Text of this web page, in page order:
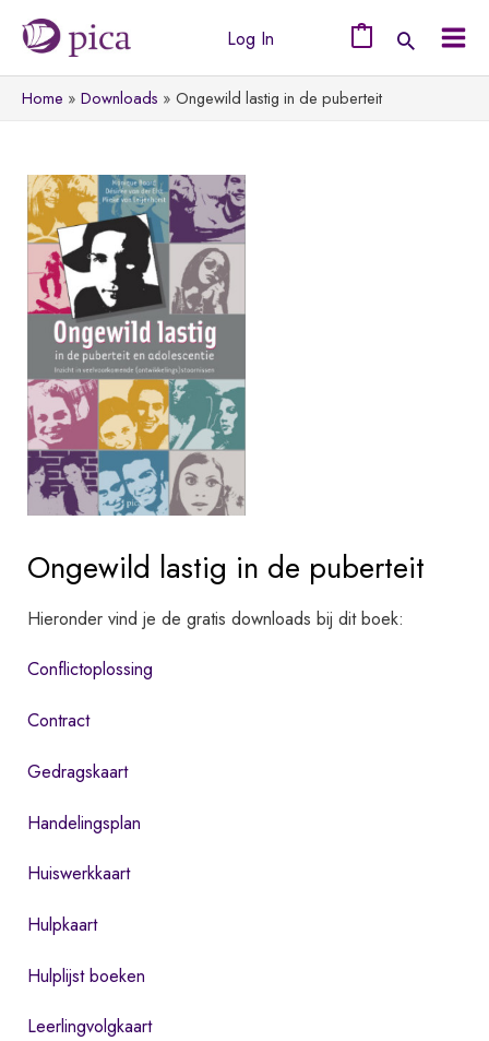
naar
de
inhoud
Log In
Home Downloads Ongewild lastig in de puberteit
Ongewild lastig in de puberteit
Hieronder vind je de gratis downloads bij dit boek:
Conflictoplossing
Contract
Gedragskaart
Handelingsplan
Huiswerkkaart
Hulpkaart
Hulplijst boeken
Leerlingvolgkaart